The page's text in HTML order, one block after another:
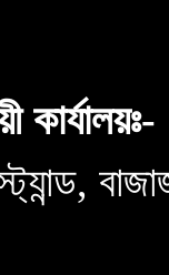
কার্যালয়ঃ-